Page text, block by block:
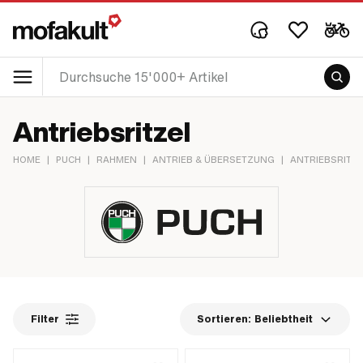
Antriebsritzel
HOME | PUCH | RAHMEN | ANTRIEB & ÜBERSETZUNG |
Filter Sortieren: Beliebtheit